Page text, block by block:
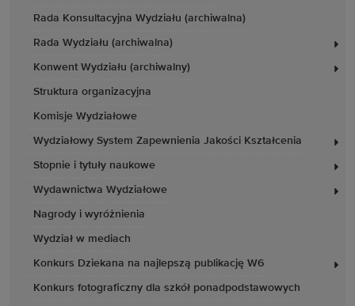
Rada Konsultacyjna Wydziału (archiwalna)
Rada Wydziału (archiwalna)
Konwent Wydziału (archiwalny)
Struktura organizacyjna
Komisje Wydziałowe
Wydziałowy System Zapewnienia Jakości Kształcenia
Stopnie i tytuły naukowe
Wydawnictwa Wydziałowe
Nagrody i wyróżnienia
Wydział w mediach
Konkurs Dziekana na najlepszą publikację W6
Konkurs fotograficzny dla szkół ponadpodstawowych